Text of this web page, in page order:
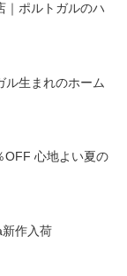
｜ポルトガルのハ
ル生まれのホーム
OFF 心地よい夏の
新作入荷